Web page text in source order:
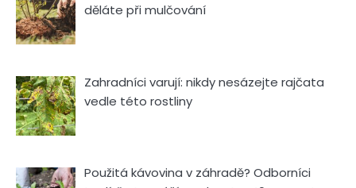
děláte při mulčování
Zahradníci varují: nikdy nesázejte rajčata
vedle této rostliny
Použitá kávovina v záhradě? Odborníci